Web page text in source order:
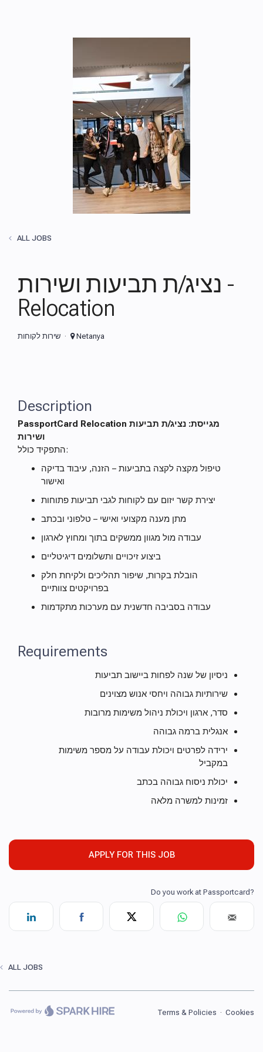
ALL JOBS
נציג/ת תביעות ושירות -
Relocation
שירות לקוחות Netanya
Description
PassportCard Relocation מגייסת: נציג/ת תביעות
ושירות
התפקיד כולל:
טיפול מקצה לקצה בתביעות – הזנה, עיבוד בדיקה
ואישור
יצירת קשר יזום עם לקוחות לגבי תביעות פתוחות
מתן מענה מקצועי ואישי – טלפוני ובכתב
עבודה מול מגוון ממשקים בתוך ומחוץ לארגון
ביצוע זיכויים ותשלומים דיגיטליים
הובלת בקרות, שיפור תהליכים ולקיחת חלק
בפרויקטים צוותיים
עבודה בסביבה חדשנית עם מערכות מתקדמות
Requirements
ניסיון של שנה לפחות ביישוב תביעות
שירותיות גבוהה ויחסי אנוש מצוינים
סדר, ארגון ויכולת ניהול משימות מרובות
אנגלית ברמה גבוהה
ירידה לפרטים ויכולת עבודה על מספר משימות
במקביל
יכולת ניסוח גבוהה בכתב
זמינות למשרה מלאה
APPLY FOR THIS JOB
ALL JOBS
Terms & Policies · Cookies